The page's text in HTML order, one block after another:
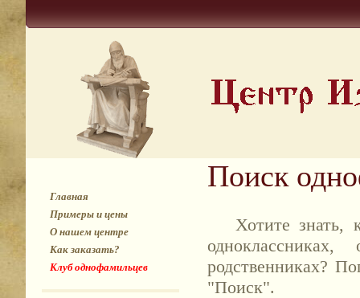
Главная
Примеры и цены
О нашем центре
Как заказать?
Клуб однофамильцев
Поиск
Хотите знать,
родственниках?
"Поиск".